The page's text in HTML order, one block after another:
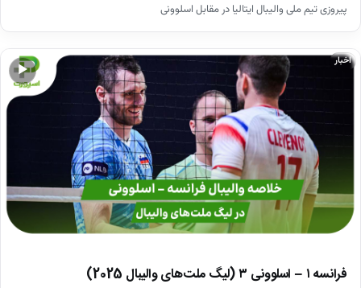
پیروزی تیم ملی والیبال ایتالیا در مقابل اسلوونی
▶
اخبار
فرانسه ۱ – اسلوونی ۳ (لیگ ملت‌های والیبال 2025)